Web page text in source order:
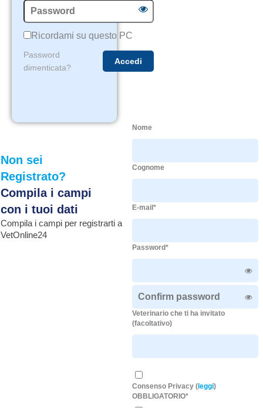
Ricordami su questo PC
Password
dimenticata?
Non sei
Registrato?
Compila i campi
con i tuoi dati
Compila i campi per registrarti a
VetOnline24
Nome
Cognome
E-mail*
Password*
Veterinario che ti ha invitato
(facoltativo)
Consenso Privacy (leggi)
OBBLIGATORIO*